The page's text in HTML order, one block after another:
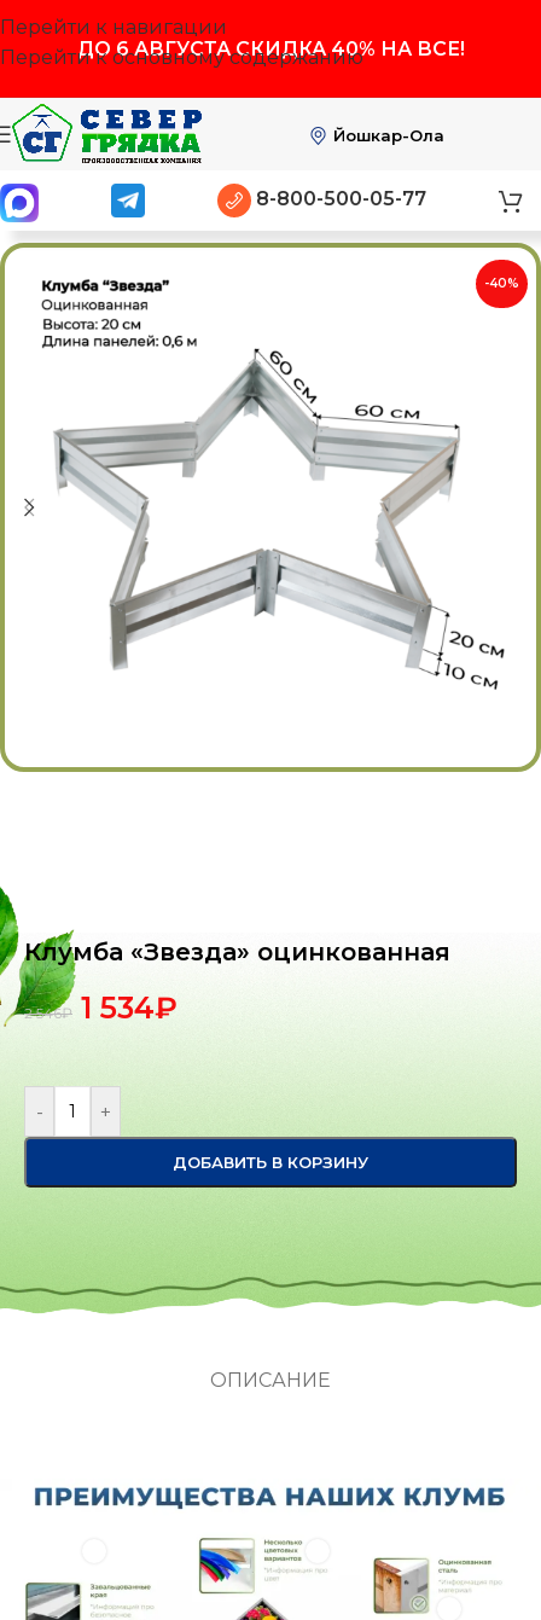
Перейти к навигации
Перейти к основному содержанию
ДО6 АВГУСТАСКИДКА 40% НА ВСЕ!
Йошкар-Ола
8-800-500-05-77
-40%
Клумба «Звезда» оцинкованная
2 546₽ 1 534₽
- +
ДОБАВИТЬ В КОРЗИНУ
ОПИСАНИЕ